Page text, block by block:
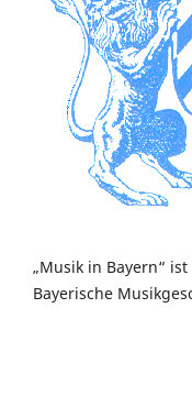
„Musik in Bayern“
Bayerische